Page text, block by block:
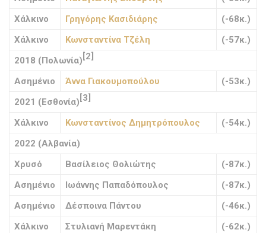
Χάλκινο
Γρηγόρης Κασιδιάρης
(-68κ.)
Χάλκινο
Κωνσταντίνα Τζέλη
(-57κ.)
2018 (Πολωνία) [2]
Ασημένιο Άννα Γιακουμοπούλου
(-53κ.)
2021 (Εσθονία) [3]
Χάλκινο Κωνσταντίνος Δημητρόπουλος
(-54κ.)
2022 (Αλβανία)
Χρυσό
Βασίλειος Θολιώτης
(-87κ.)
Ασημένιο
Ιωάννης Παπαδόπουλος
(-87κ.)
Ασημένιο
Δέσποινα Πάντου
(-46κ.)
Χάλκινο
Στυλιανή Μαρεντάκη
(-62κ.)